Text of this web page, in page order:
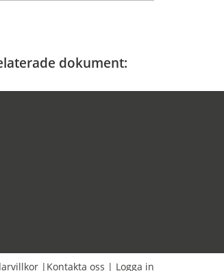
dokument:
| Kontakta oss | Logga in